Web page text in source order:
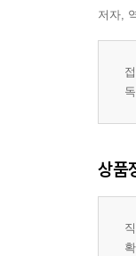
저자,
상품